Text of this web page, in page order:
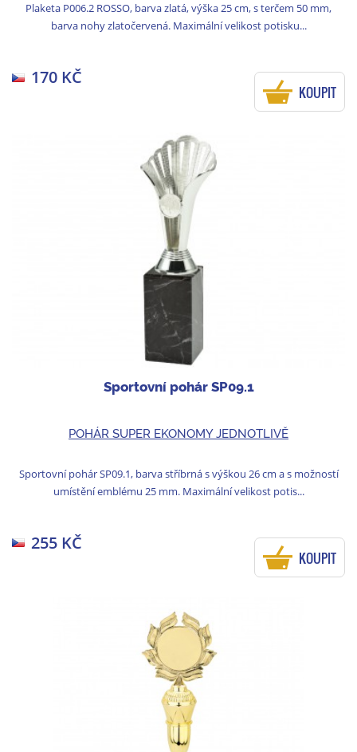
Plaketa P006.2 ROSSO, barva zlatá, výška 25 cm, s terčem 50 mm,
barva nohy zlatočervená. Maximální velikost potisku...
170 KČ
KOUPIT
Sportovní pohár SP09.1
POHÁR SUPER EKONOMY JEDNOTLIVĚ
Sportovní pohár SP09.1, barva stříbrná s výškou 26 cm a s možností
umístění emblému 25 mm. Maximální velikost potis...
255 KČ
KOUPIT